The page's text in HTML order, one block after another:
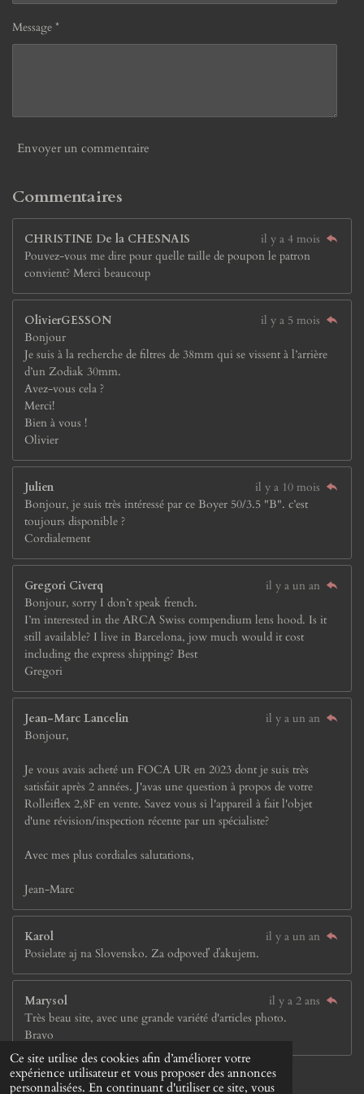
Ce site utilise des cookies afin d’améliorer votre
expérience utilisateur et vous proposer des annonces
personnalisées. En continuant d'utiliser ce site, vous
Message *
Envoyer un commentaire
Commentaires
CHRISTINE De la CHESNAIS
il y a 4 mois
Pouvez-vous me dire pour quelle taille de poupon le patron
convient? Merci beaucoup
OlivierGESSON
il y a 5 mois
Bonjour
Je suis à la recherche de filtres de 38mm qui se vissent à l’arrière
d’un Zodiak 30mm.
Avez-vous cela ?
Merci!
Bien à vous !
Olivier
Julien
il y a 10 mois
Bonjour, je suis très intéressé par ce Boyer 50/3.5 "B". c’est
toujours disponible ?
Cordialement
Gregori Civerq
il y a un an
Bonjour, sorry I don’t speak french.
I’m interested in the ARCA Swiss compendium lens hood. Is it
still available? I live in Barcelona, jow much would it cost
including the express shipping? Best
Gregori
Jean-Marc Lancelin
il y a un an
Bonjour,
Je vous avais acheté un FOCA UR en 2023 dont je suis très
satisfait après 2 années. J'avas une question à propos de votre
Rolleiflex 2,8F en vente. Savez vous si l'appareil à fait l'objet
d'une révision/inspection récente par un spécialiste?
Avec mes plus cordiales salutations,
Jean-Marc
Karol
il y a un an
Posielate aj na Slovensko. Za odpoveď ďakujem.
Marysol
il y a 2 ans
Très beau site, avec une grande variété d'articles photo.
Bravo
© 2023 - 2026 Jay &Jay'S
Propulsé par Webador